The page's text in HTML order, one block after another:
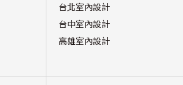
台北室內設計
台中室內設計
高雄室內設計